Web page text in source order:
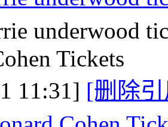
underwood
Tickets
11:31] [删除